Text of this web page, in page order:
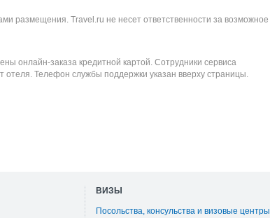
размещения. Travel.ru не несет ответственности за возможное
онлайн-заказа кредитной картой. Сотрудники сервиса
отеля. Телефон службы поддержки указан вверху страницы.
ВИЗЫ
Посольства, консульства и визовые центры